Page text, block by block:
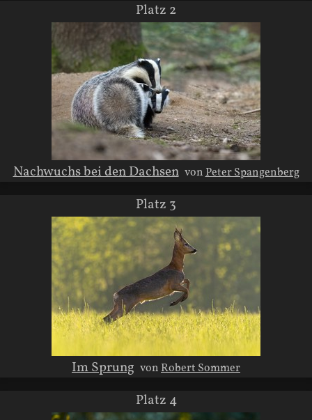
Platz 2
Nachwuchs bei den Dachsen vonPeter Spangenberg
Platz 3
Im Sprung vonRobert Sommer
Platz 4